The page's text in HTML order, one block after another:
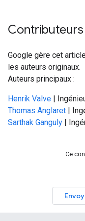
Contributeurs
Google gère cet
les auteurs originaux.
Auteurs principaux :
Henrik Valve |
Thomas Anglaret |
Sarthak Ganguly |
Ce